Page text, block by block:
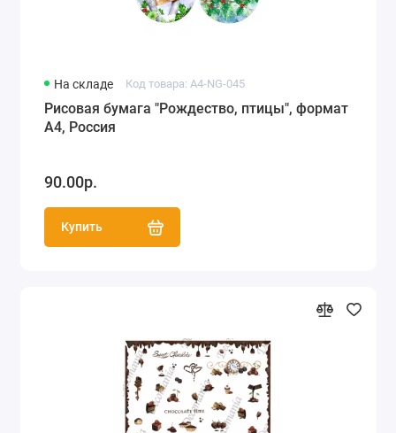
На складе Код товара: A4-NG-045
Рисовая бумага "Рождество, птицы", формат
А4, Россия
90.00р.
Купить